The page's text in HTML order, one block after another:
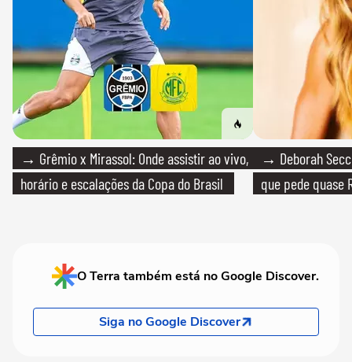
→ Grêmio x Mirassol: Onde assistir ao vivo,
horário e escalações da Copa do Brasil
→ Deborah
que pede quase
O Terra também está no Google Discover.
Siga no Google Discover